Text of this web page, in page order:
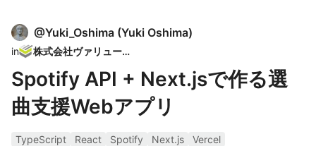
@Yuki_Oshima (Yuki Oshima)
in 株式会社ヴァリューズ
Spotify API + Next.jsで作る選
曲支援Webアプリ
TypeScript React Spotify Next.js
Vercel